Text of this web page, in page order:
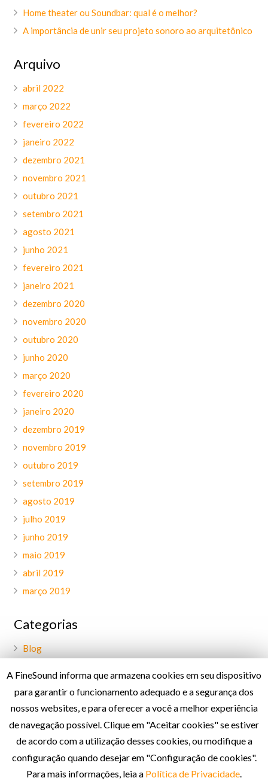
Home theater ou Soundbar: qual é o melhor?
A importância de unir seu projeto sonoro ao arquitetônico
Arquivo
abril 2022
março 2022
fevereiro 2022
janeiro 2022
dezembro 2021
novembro 2021
outubro 2021
setembro 2021
agosto 2021
junho 2021
fevereiro 2021
janeiro 2021
dezembro 2020
novembro 2020
outubro 2020
junho 2020
março 2020
fevereiro 2020
janeiro 2020
dezembro 2019
novembro 2019
outubro 2019
setembro 2019
agosto 2019
julho 2019
junho 2019
maio 2019
abril 2019
março 2019
Categorias
Blog
Política de Privacidade
A FineSound informa que armazena cookies em seu dispositivo
para garantir o funcionamento adequado e a segurança dos
nossos websites, e para oferecer a você a melhor experiência
de navegação possível. Clique em "Aceitar cookies" se estiver
de acordo com a utilização desses cookies, ou modifique a
configuração quando desejar em "Configuração de cookies".
Para mais informações, leia a Política de Privacidade.